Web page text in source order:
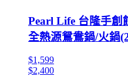
Pearl Life 台隆手
全熱源鴛鴦鍋/火鍋
$1,599
$2,400